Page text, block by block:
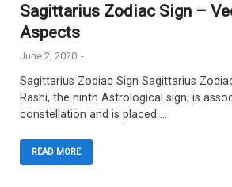
Sagittarius Zodiac Sign –
Aspects
June 2, 2020 -
Sagittarius Zodiac Sign Sagittarius
Rashi, the ninth Astrological sign, is
constellation and is placed …
READ MORE